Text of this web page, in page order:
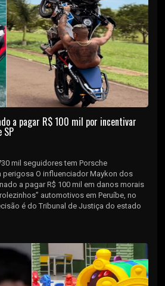
a pagar R$ 100 mil por incentivar
SP
mil seguidores tem Porsche
perigosa O influenciador Maykon dos
a pagar R$ 100 mil em danos morais
automotivos em Peruíbe, no
é do Tribunal de Justiça do estado